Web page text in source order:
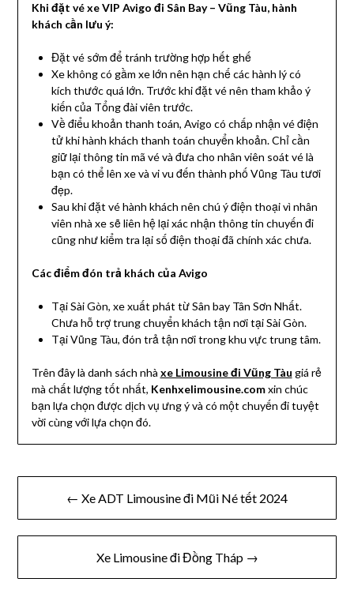
Khi đặt vé xe VIP Avigo đi Sân Bay – Vũng Tàu, hành
khách cần lưu ý:
Đặt vé sớm để tránh trường hợp hết ghế
Xe không có gầm xe lớn nên hạn chế các hành lý có
kích thước quá lớn. Trước khi đặt vé nên tham khảo ý
kiến của Tổng đài viên trước.
Về điểu khoản thanh toán, Avigo có chấp nhận vé điện
tử khi hành khách thanh toán chuyển khoản. Chỉ cần
giữ lại thông tin mã vé và đưa cho nhân viên soát vé là
bạn có thể lên xe và vi vu đến thành phố Vũng Tàu tươi
đẹp.
Sau khi đặt vé hành khách nên chú ý điện thoại vì nhân
viên nhà xe sẽ liên hệ lại xác nhận thông tin chuyến đi
cũng như kiểm tra lại số điện thoại đã chính xác chưa.
Các điểm đón trả khách của Avigo
Tại Sài Gòn, xe xuất phát từ Sân bay Tân Sơn Nhất.
Chưa hỗ trợ trung chuyển khách tận nơi tại Sài Gòn.
Tại Vũng Tàu, đón trả tận nơi trong khu vực trung tâm.
Trên đây là danh sách nhà xe Limousine đi Vũng Tàu giá rẻ
mà chất lượng tốt nhất, Kenhxelimousine.comxin chúc
bạn lựa chọn được dịch vụ ưng ý và có một chuyến đi tuyệt
vời cùng với lựa chọn đó.
Điều
hướng
bài
viết
← Xe ADT Limousine đi Mũi Né tết 2024
Xe Limousine đi Đồng Tháp →